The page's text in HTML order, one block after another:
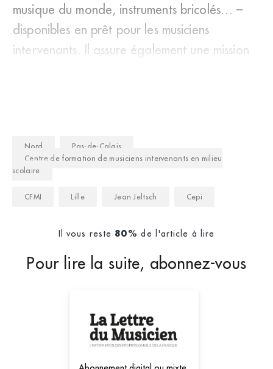
musique du monde, instruments bricolés… –
disponibles en prêt pour les musiciens
intervenants. Il assure également une mission
Nord
Pas-de-Calais
Centre de formation de musiciens intervenants en milieu
scolaire
CFMI Lille Jean Jeltsch Cepi
Il vous reste 80% de l'article à lire
Pour lire la suite, abonnez-vous